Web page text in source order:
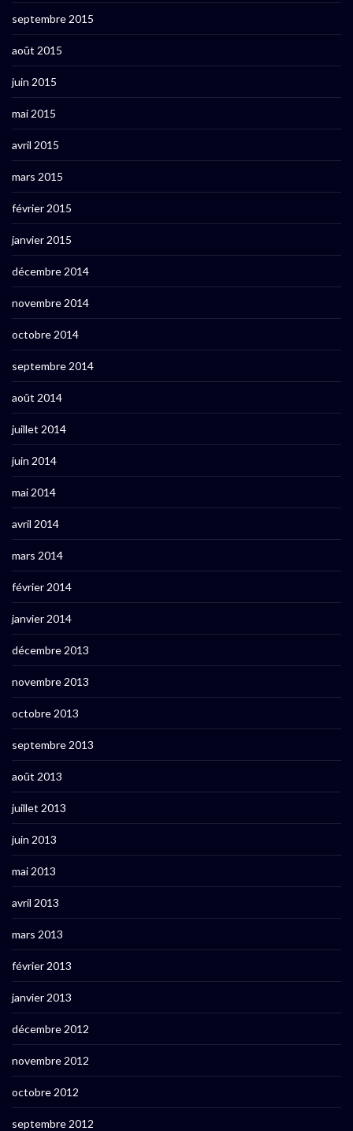
septembre 2015
août 2015
juin 2015
mai 2015
avril 2015
mars 2015
février 2015
janvier 2015
décembre 2014
novembre 2014
octobre 2014
septembre 2014
août 2014
juillet 2014
juin 2014
mai 2014
avril 2014
mars 2014
février 2014
janvier 2014
décembre 2013
novembre 2013
octobre 2013
septembre 2013
août 2013
juillet 2013
juin 2013
mai 2013
avril 2013
mars 2013
février 2013
janvier 2013
décembre 2012
novembre 2012
octobre 2012
septembre 2012